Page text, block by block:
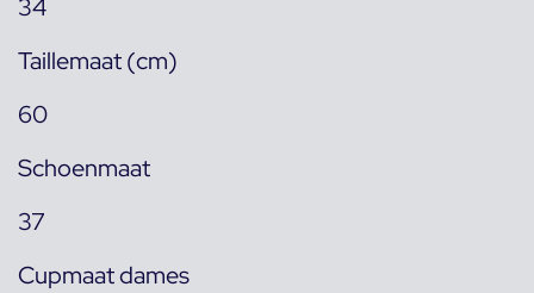
34
Taillemaat (cm)
60
Schoenmaat
37
Cupmaat dames